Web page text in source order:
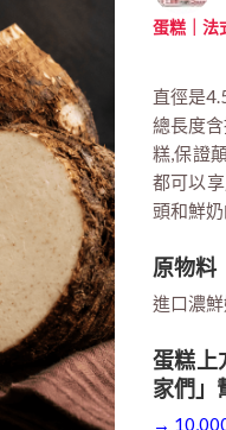
蛋糕｜法
直徑是
總長度
糕,保證
都可以
頭和鮮
原物料
進口濃
蛋糕
家們」
→